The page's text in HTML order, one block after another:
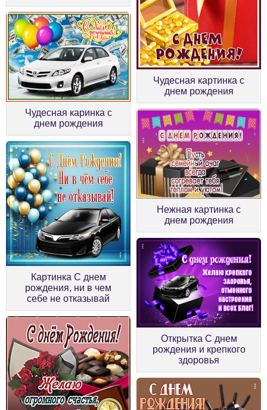
Чудесная каринка с
днем рождения
Чудесная картинка с
днем рождения
Картинка С днем
рождения, ни в чем
себе не отказывай
Нежная картинка с
днем рождения
Открытка С днем
рождения и крепкого
здоровья